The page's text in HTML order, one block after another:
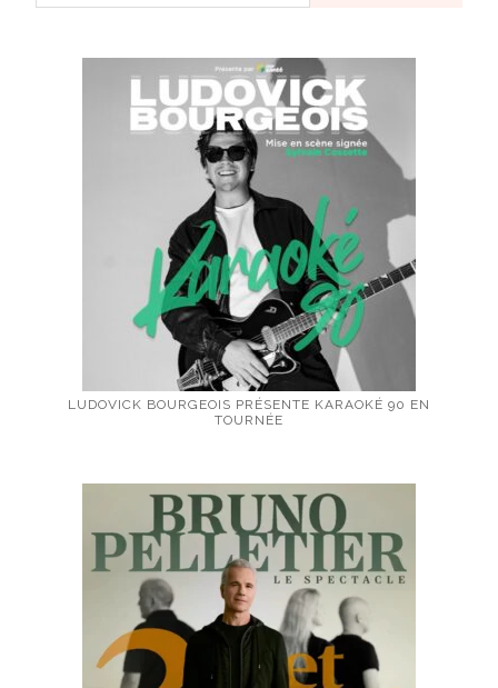
LUDOVICK BOURGEOIS PRÉSENTE KARAOKÉ 90 EN
TOURNÉE